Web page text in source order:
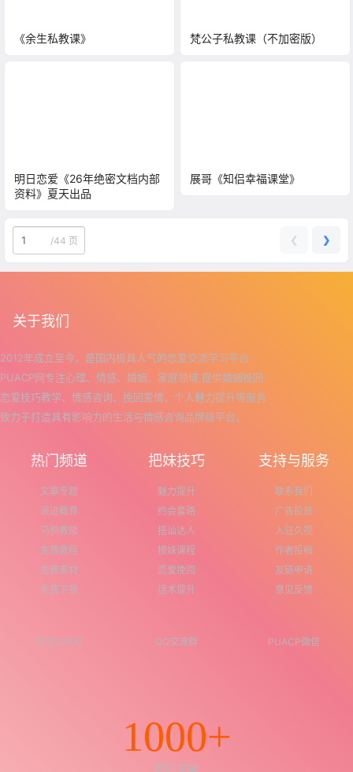
《余生私教课》 梵公子私教课（不加密版）
明日恋爱《26年绝密文档内部
资料》夏天出品
展哥《知侣幸福课堂》
/44 页 ❮ ❯
关于我们
2012年成立至今，是国内极具人气的恋爱交流学习平台
PUACP网专注心理、情感、婚姻、家庭领域,提供婚姻挽回
恋爱技巧教学、情感咨询、挽回爱情、个人魅力提升等服务
致力于打造具有影响力的生活与情感咨询品牌级平台。
热门频道
文章专题
浪迹教育
乌鸦救赎
免费教程
免费素材
免费下载
把妹技巧
魅力提升
约会套路
搭讪达人
撩妹课程
恋爱挽回
话术提升
支持与服务
联系我们
广告投放
入驻久视
作者投稿
友链申请
意见反馈
微信公众号 QQ交流群 PUACP微信
1000+
用户突破